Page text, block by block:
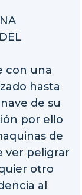
con una
hasta
de su
por ello
de
ver peligrar
otro
al